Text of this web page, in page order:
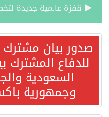
صدور بيان
للدفاع المشترك
السعودية
وجمهورية